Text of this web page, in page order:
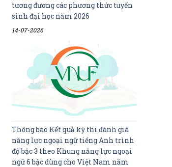
tương đương các phương thức tuyển
sinh đại học năm 2026
14-07-2026
Thông báo Kết quả kỳ thi đánh giá
năng lực ngoại ngữ tiếng Anh trình
độ bậc 3 theo Khung năng lực ngoại
ngữ 6 bậc dùng cho Việt Nam năm